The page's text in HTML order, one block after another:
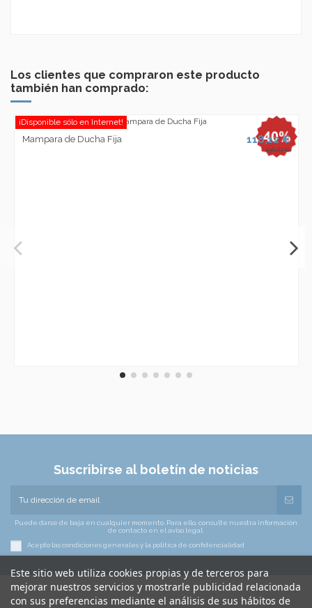
Los clientes que compraron este producto
también han comprado:
¡Disponible sólo en Internet!
Mampara de Ducha Fija 118,12 €
196,87 €
Suscribirse al boletín de noticias
Puede darse de baja en cualquier momento. Para ello, consulte nuestra información
de contacto en el aviso legal.
Acepto las condiciones generales y la política de confidencialidad
Este sitio web utiliza cookies propias y de terceros para
mejorar nuestros servicios y mostrarle publicidad relacionada
con sus preferencias mediante el análisis de sus hábitos de